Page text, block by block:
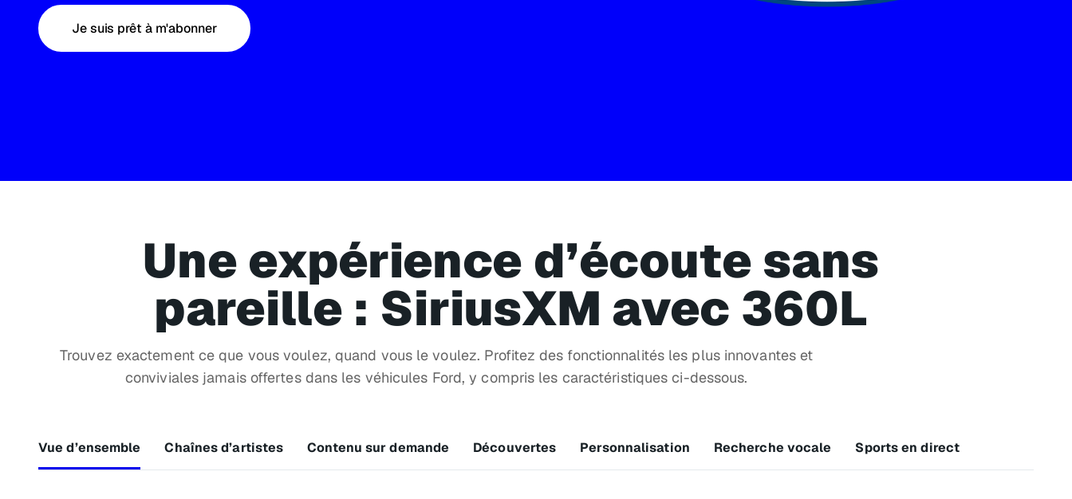
Je suis prêt à m'abonner
Une expérience d’écoute sans
pareille : SiriusXM avec 360L
Trouvez exactement ce que vous voulez, quand vous le voulez. Profitez des fonctionnalités les plus innovantes et
conviviales jamais offertes dans les véhicules Ford, y compris les caractéristiques ci-dessous.
Vue d’ensemble Chaînes d’artistes Contenu sur demande Découvertes Personnalisation Recherche vocale Sports en direct